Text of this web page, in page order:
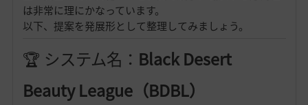
は非常に理にかなっています。
以下、提案を発展形として整理してみましょう。
🏆 システム名： Black Desert
Beauty League（BDBL）